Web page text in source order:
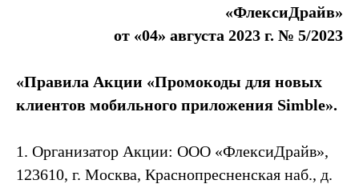
«ФлексиДрайв»
от «04» августа 2023 г. № 5/2023
«Правила Акции «Промокоды для новых
клиентов мобильного приложения Simble».
1. Организатор Акции: ООО «ФлексиДрайв»,
123610, г. Москва, Краснопресненская наб., д.